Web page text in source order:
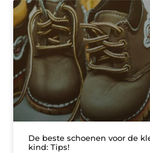
De beste schoenen voor de
kind: Tips!